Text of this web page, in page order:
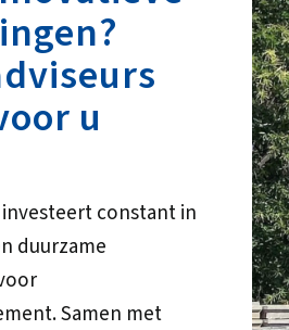
u
constant in
duurzame
Samen met